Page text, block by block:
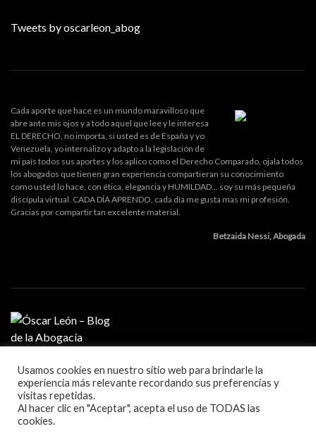
Tweets by oscarleon_abog
Cada aporte que hace es un mundo maravilloso que
abre ante mis ojos y a todo aquel que lee y le interesa
EL DERECHO, no importa, si usted es de España y yo
Venezuela, yo internalizo y adapto a la legislación de
mi país todos sus aportes y los aplico como el Derecho Comparado, ojala todos
los abogados que tienen gran experiencia compartieran su conocimiento
como usted lo hace, con ética, elegancia y HUMILDAD... soy su más pequeña
discípula virtual. CADA DÍA APRENDO, cada día me gusta mas mi profesión.
Gracias por compartir tan excelente material.
Betzaida Nessi, Abogada
MI PROFESIÓN
GESTIÓN DE DESPACHO
LITIGACIÓN Y ORATORIA
MARKETING Y TECNOLOGÍA
Usamos cookies en nuestro sitio web para brindarle la
experiencia más relevante recordando sus preferencias y
visitas repetidas.
Al hacer clic en "Aceptar", acepta el uso de TODAS las
cookies.